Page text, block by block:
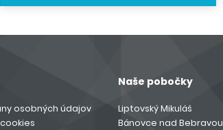
osobných údajov
Naše pobočky
Liptovský Mikuláš
Bánovce nad Bebravou